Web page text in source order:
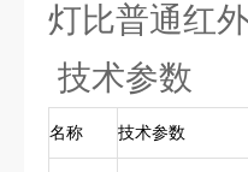
灯比普通红
技术参数
名称 技术参数